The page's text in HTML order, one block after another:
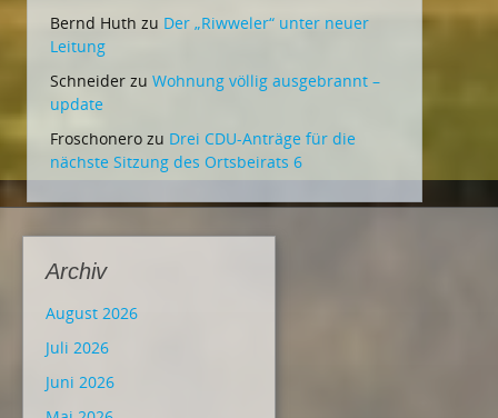
Bernd Huth zu Der „Riwweler“ unter neuer
Leitung
Schneider zu Wohnung völlig ausgebrannt –
update
Froschonero zu Drei CDU-Anträge für die
nächste Sitzung des Ortsbeirats 6
Archiv
August 2026
Juli 2026
Juni 2026